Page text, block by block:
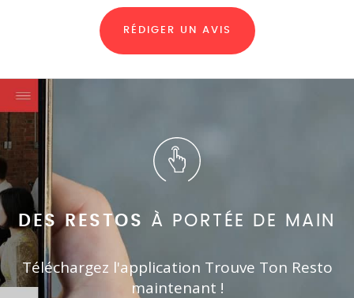
RÉDIGER UN AVIS
DES RESTOS À PORTÉE DE MAIN
Téléchargez l'application Trouve Ton Resto
maintenant !